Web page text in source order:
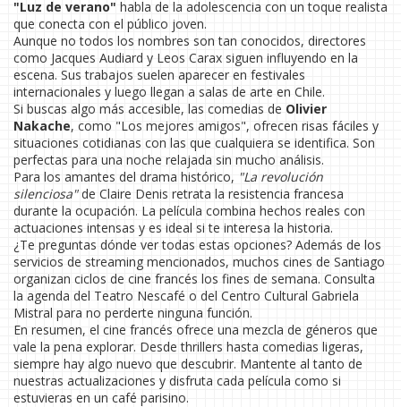
"Luz de verano" habla de la adolescencia con un toque realista
que conecta con el público joven.
Aunque no todos los nombres son tan conocidos, directores
como Jacques Audiard y Leos Carax siguen influyendo en la
escena. Sus trabajos suelen aparecer en festivales
internacionales y luego llegan a salas de arte en Chile.
Si buscas algo más accesible, las comedias de Olivier
Nakache, como "Los mejores amigos", ofrecen risas fáciles y
situaciones cotidianas con las que cualquiera se identifica. Son
perfectas para una noche relajada sin mucho análisis.
Para los amantes del drama histórico, "La revolución
silenciosa"de Claire Denis retrata la resistencia francesa
durante la ocupación. La película combina hechos reales con
actuaciones intensas y es ideal si te interesa la historia.
¿Te preguntas dónde ver todas estas opciones? Además de los
servicios de streaming mencionados, muchos cines de Santiago
organizan ciclos de cine francés los fines de semana. Consulta
la agenda del Teatro Nescafé o del Centro Cultural Gabriela
Mistral para no perderte ninguna función.
En resumen, el cine francés ofrece una mezcla de géneros que
vale la pena explorar. Desde thrillers hasta comedias ligeras,
siempre hay algo nuevo que descubrir. Mantente al tanto de
nuestras actualizaciones y disfruta cada película como si
estuvieras en un café parisino.